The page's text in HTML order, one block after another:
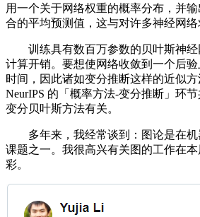
用一个关于网络权重的概率分布，并
合的平均预测值，这与对许多神经网络
训练具有数百万参数的贝叶斯神经
计算开销。要想使网络收敛到一个后
时间，因此诸如变分推断这样的近似
NeurIPS 的「概率方法-变分推断」环
变分贝叶斯方法有关。
多年来，我经常谈到：图论是在机
课题之一。我很高兴有关图的工作在本
彩。